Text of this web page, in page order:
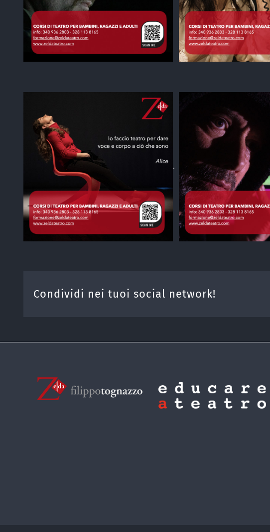
.
Condividi nei tuoi social network!